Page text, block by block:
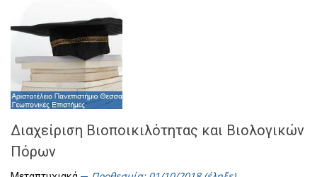
Διαχείριση Βιοποικιλότητας και Βιολογικών
Πόρων